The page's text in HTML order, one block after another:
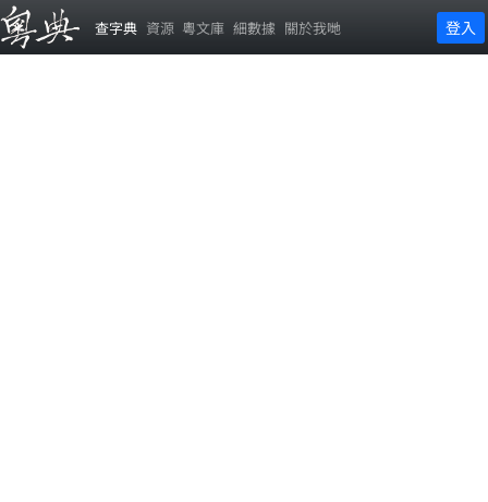
查字典 資源 粵文庫 細數據 關於我哋 登入